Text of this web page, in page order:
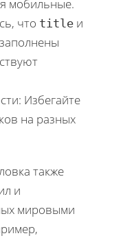
мобильные.
что title и
заполнены
Избегайте
на разных
также
и
мировыми